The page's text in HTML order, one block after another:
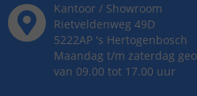
Kantoor / Showroom
Rietveldenweg 49D
5222AP 's Hertogenbosch
Maandag t/m zaterdag
van 09.00 tot 17.00 uur